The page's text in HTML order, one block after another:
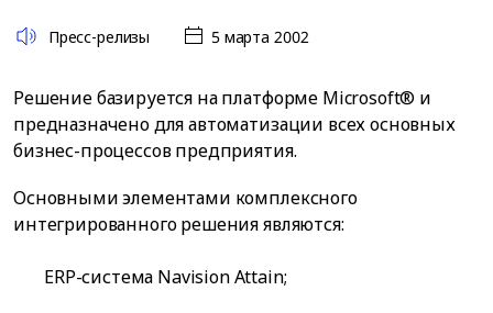
Пресс-релизы 5 марта 2002
Решение базируется на платформе Microsoft® и
предназначено для автоматизации всех основных
бизнес-процессов предприятия.
Основными элементами комплексного
интегрированного решения являются:
ERP-система Navision Attain;